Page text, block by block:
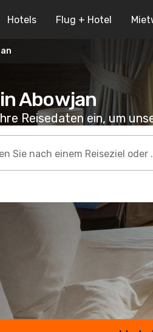
Hotels Flug + Hotel
Abowjan
Reisedaten ein, um
Suchen